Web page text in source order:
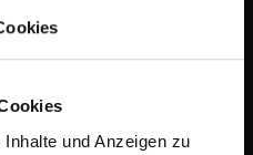
und Anzeigen zu
for startups